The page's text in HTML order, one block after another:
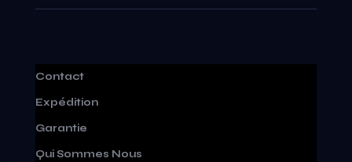
Contact
Expédition
Garantie
Qui Sommes Nous